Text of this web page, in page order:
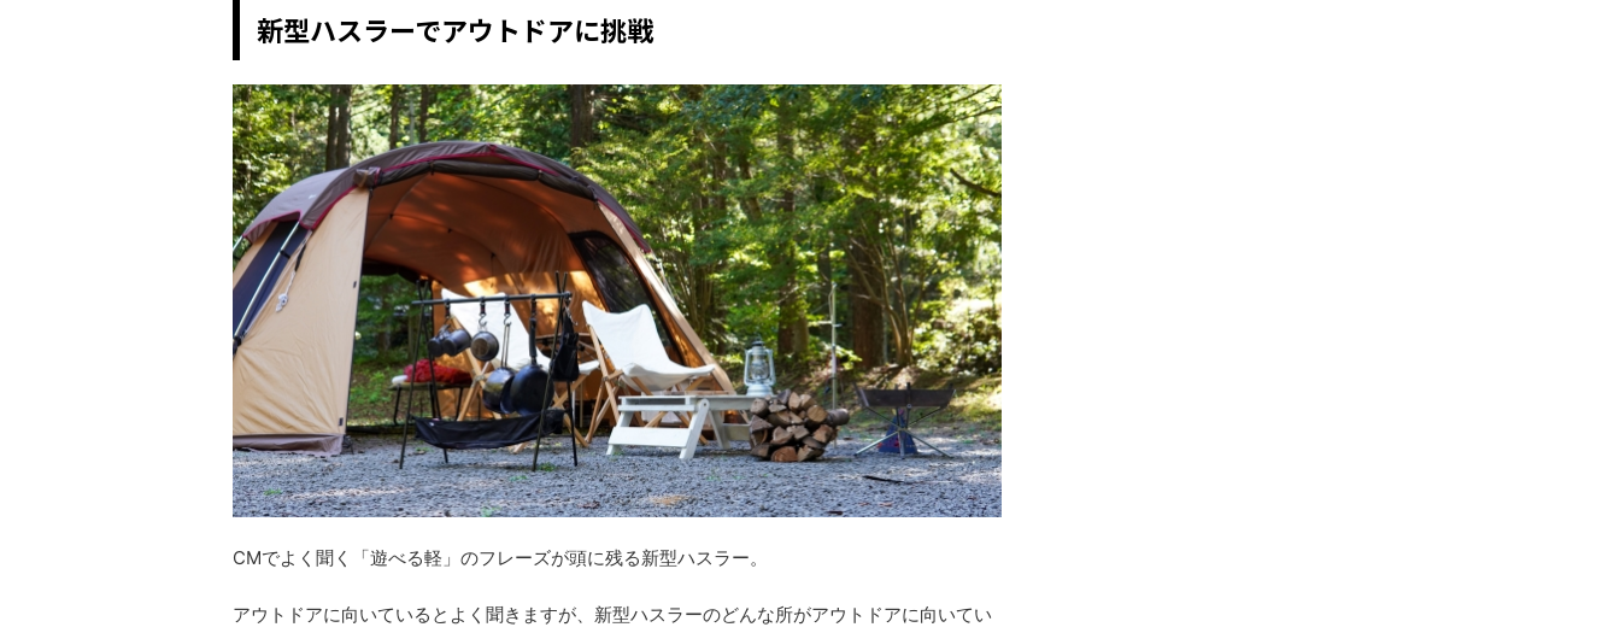
新型ハスラーでアウトドアに挑戦
CMでよく聞く「遊べる軽」のフレーズが頭に残る新型ハスラー。
アウトドアに向いているとよく聞きますが、新型ハスラーのどんな所がアウトドアに向いてい